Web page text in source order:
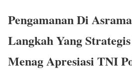
Pengamanan Di
Langkah Yang
Menag Apresiasi TNI